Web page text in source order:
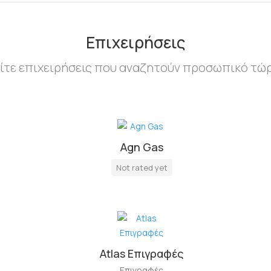
Επιχειρήσεις
επιχειρήσεις που αναζητούν προσωπικό
Agn Gas
Not rated yet
Atlas Επιγραφές